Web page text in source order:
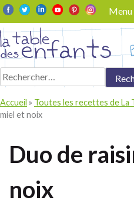
Skip
to
content
Menu
Rechercher :
Accueil » Toutes les recettes de La
miel et noix
Duo de
noix